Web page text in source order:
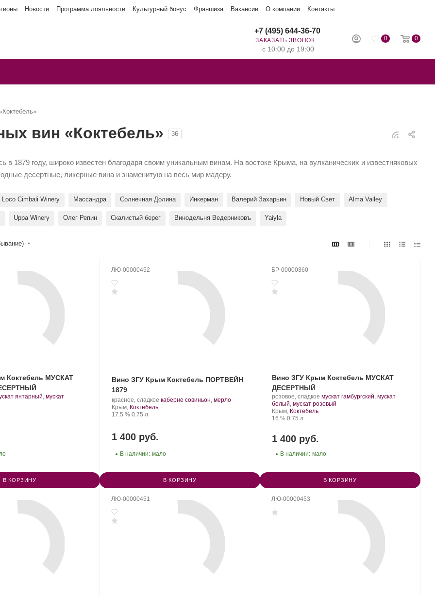
Новости Программа лояльности Культурный бонус Франшиза Вакансии О компании Контакты
0 0
+7 (495) 644-36-70
ЗАКАЗАТЬ ЗВОНОК
с 10:00 до 19:00
вин «Коктебель» 36
в 1879 году, широко известен благодаря своим уникальным винам. На востоке Крыма, на вулканических и известняковых
десертные, ликерные вина и знаменитую на весь мир мадеру.
Loco Cimbali Winery Массандра Солнечная Долина Инкерман Валерий Захарьин Новый Свет Alma Valley
Uppa Winery Олег Репин Скалистый берег Винодельня Ведерниковъ Yaiyla
Коктебель МУСКАТ
янтарный, мускат
В КОРЗИНУ
ЛЮ-00000452
Вино ЗГУ Крым Коктебель ПОРТВЕЙН
1879
Производитель:
Завод
марочных
красное, сладкое .каберне совиньон, мерло.
Регион:
Крым, Коктебель
Крепость
17.5 %. Объем
0.75 л
1 400 руб.
В наличии: мало
В КОРЗИНУ
БР-00000360
Вино ЗГУ Крым Коктебель МУСКАТ
ДЕСЕРТНЫЙ
Производитель:
Завод
марочных
вин
розовое, сладкое .
Сорт
мускат гамбургский, мускат
белый, мускат розовый
Регион:
Крым, Коктебель
Крепость
16 %. Объем
0.75 л
1 400 руб.
В наличии: мало
В КОРЗИНУ
ЛЮ-00000451 ЛЮ-00000453